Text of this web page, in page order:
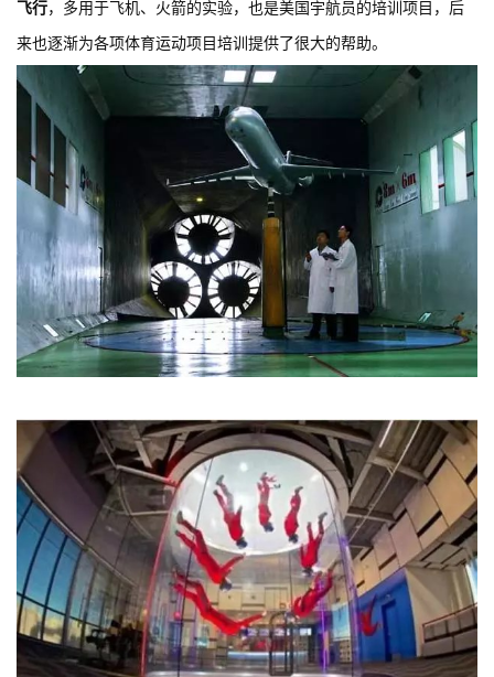
飞行，多用于飞机、火箭的实验，也是美国宇航员的培训项目，后
来也逐渐为各项体育运动项目培训提供了很大的帮助。